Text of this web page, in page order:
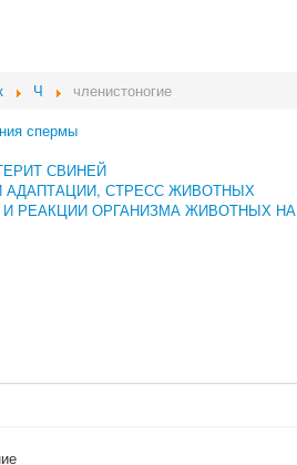
Ч
членистоногие
спермы
СВИНЕЙ
СТРЕСС ЖИВОТНЫХ
РЕАКЦИИ ОРГАНИЗМА ЖИВОТНЫХ